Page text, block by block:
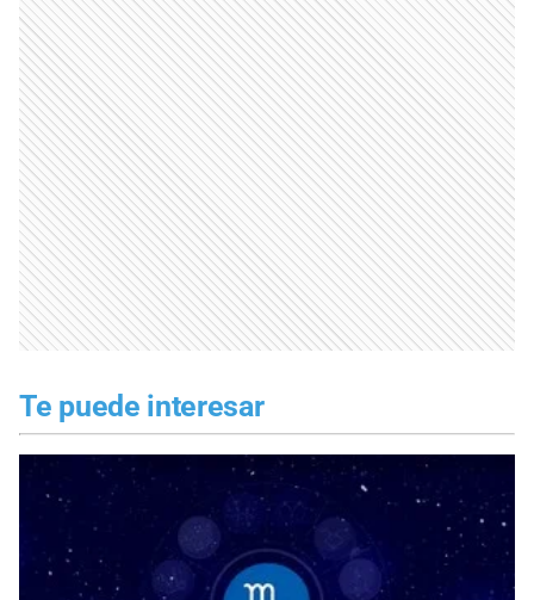
Te puede interesar